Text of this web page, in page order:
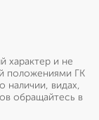
характер и не
положениями ГК
наличии, видах,
обращайтесь в